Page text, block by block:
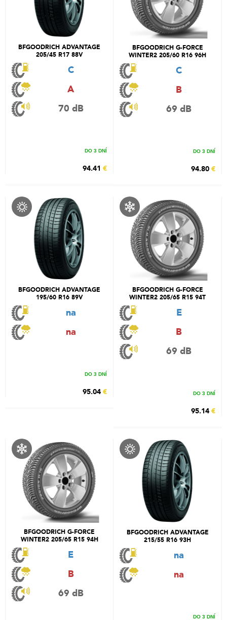
BFGOODRICH ADVANTAGE
205/45 R17 88V
C
A
70 dB
DO 3 DNÍ
94.41 €
BFGOODRICH G-FORCE
WINTER2 205/60 R16 96H
C
B
69 dB
DO 3 DNÍ
94.80 €
BFGOODRICH ADVANTAGE
195/60 R16 89V
na
na
DO 3 DNÍ
95.04 €
BFGOODRICH G-FORCE
WINTER2 205/65 R15 94T
E
B
69 dB
DO 3 DNÍ
95.14 €
BFGOODRICH G-FORCE
WINTER2 205/65 R15 94H
E
B
69 dB
BFGOODRICH ADVANTAGE
215/55 R16 93H
na
na
DO 3 DNÍ